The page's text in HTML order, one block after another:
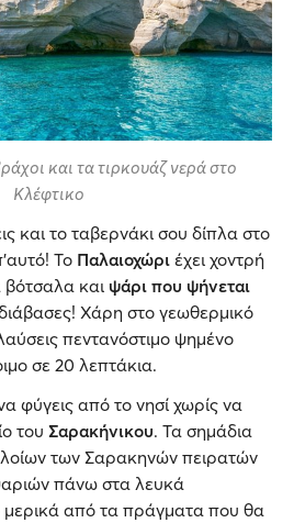
και τα τιρκουάζ νερά στο
Κλέφτικο
και το ταβερνάκι σου δίπλα στο
Το Παλαιοχώρι έχει χοντρή
και ψάρι που ψήνεται
Χάρη στο γεωθερμικό
πεντανόστιμο ψημένο
σε 20 λεπτάκια.
φύγεις από το νησί χωρίς να
του Σαρακήνικου. Τα σημάδια
των Σαρακηνών πειρατών
πάνω στα λευκά
μερικά από τα πράγματα που θα